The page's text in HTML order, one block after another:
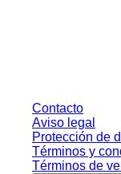
Contacto
Aviso legal
Protección de
Términos y
Términos de